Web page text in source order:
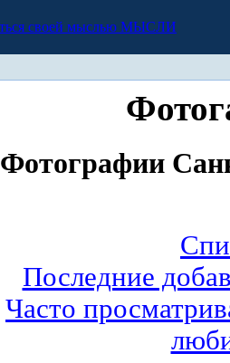
МЫСЛИ
Фотографии
Последние
Часто